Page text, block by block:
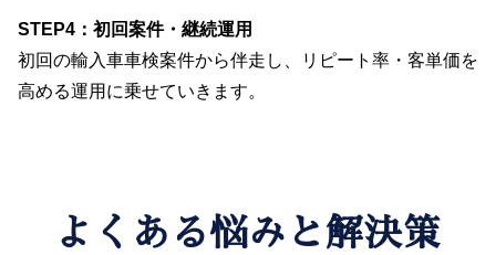
STEP4：初回案件・継続運用
初回の輸入車車検案件から伴走し、リピート率・客単価を
高める運用に乗せていきます。
よくある悩みと解決策